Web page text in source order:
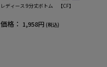
レディース 9分丈ボトム 【CF】
価格： 1,958円 (税込)